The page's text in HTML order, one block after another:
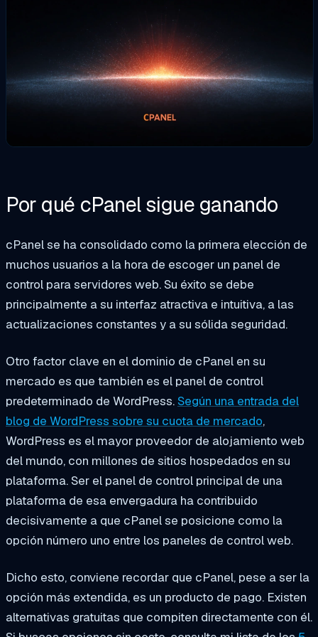
Por qué cPanel sigue ganando
cPanel se ha consolidado como la primera elección de
muchos usuarios a la hora de escoger un panel de
control para servidores web. Su éxito se debe
principalmente a su interfaz atractiva e intuitiva, a las
actualizaciones constantes y a su sólida seguridad.
Otro factor clave en el dominio de cPanel en su
mercado es que también es el panel de control
predeterminado de WordPress.Según una entrada del
blog de WordPress sobre su cuota de mercado,
WordPress es el mayor proveedor de alojamiento web
del mundo, con millones de sitios hospedados en su
plataforma. Ser el panel de control principal de una
plataforma de esa envergadura ha contribuido
decisivamente a que cPanel se posicione como la
opción número uno entre los paneles de control web.
Dicho esto, conviene recordar que cPanel, pese a ser la
opción más extendida, es un producto de pago. Existen
alternativas gratuitas que compiten directamente con él.